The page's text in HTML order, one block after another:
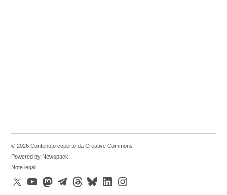
© 2026 Contenuto coperto da Creative Commons
Powered by Newspack
Note legali
X
YouTubeMastodonTelegramThreadsBlueskyLinkedInInstagram